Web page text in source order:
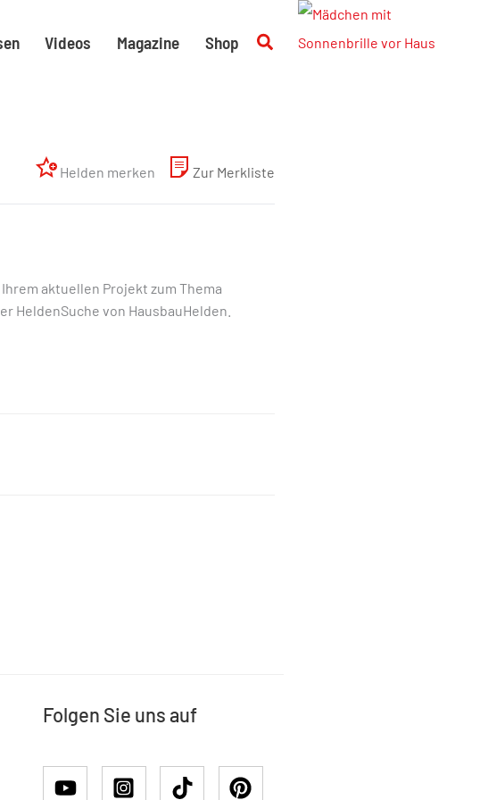
Videos Magazine Shop Suchen
Helden merken Zur Merkliste
aktuellen Projekt zum Thema
HeldenSuche von HausbauHelden.
Folgen Sie uns auf